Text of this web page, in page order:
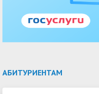
АБИТУРИЕНТАМ